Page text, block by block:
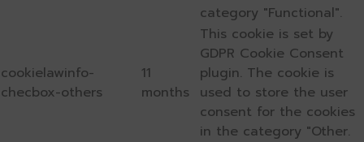
category "Functional".
cookielawinfo-
checbox-others
11
months
This cookie is set by
GDPR Cookie Consent
plugin. The cookie is
used to store the user
consent for the cookies
in the category "Other.